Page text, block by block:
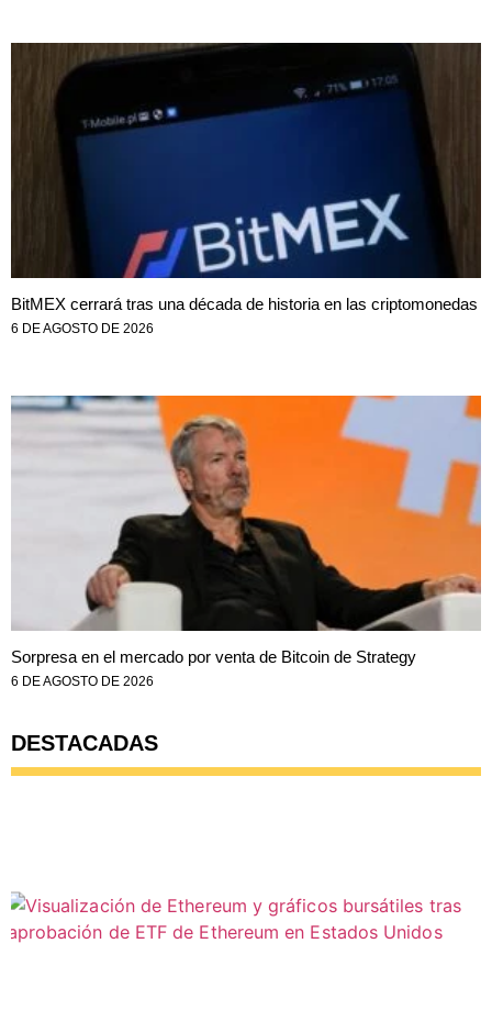
BitMEX cerrará tras una década de historia en las criptomonedas
6 DE AGOSTO DE 2026
Sorpresa en el mercado por venta de Bitcoin de Strategy
6 DE AGOSTO DE 2026
DESTACADAS